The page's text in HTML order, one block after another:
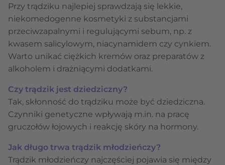
Przy trądziku najlepiej sprawdzają się lekkie,
niekomedogenne kosmetyki z substancjami
przeciwzapalnymi i regulującymi sebum, np. z
kwasem salicylowym, niacynamidem czy cynkiem.
Warto unikać ciężkich kremów oraz preparatów z
alkoholem i drażniącymi dodatkami.
Czy trądzik jest dziedziczny?
Tak, skłonność do trądziku może być dziedziczna.
Czynniki genetyczne wpływają m.in. na pracę
gruczołów łojowych i reakcję skóry na hormony.
Jak długo trwa trądzik młodzieńczy?
Trądzik młodzieńczy najczęściej pojawia się między